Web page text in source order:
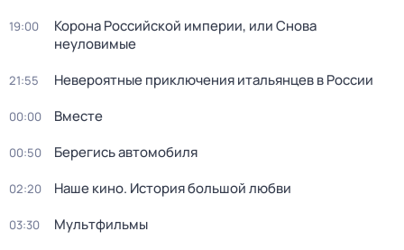
19:00
Корона Российской империи, или Снова
неуловимые
21:55 Невероятные приключения итальянцев в России
00:00 Вместе
00:50 Берегись автомобиля
02:20 Наше кино. Истоpия бoльшой любви
03:30 Мультфильмы